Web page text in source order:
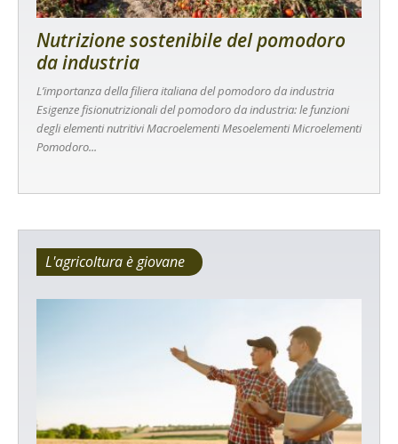
Nutrizione sostenibile del pomodoro
da industria
L’importanza della filiera italiana del pomodoro da industria
Esigenze fisionutrizionali del pomodoro da industria: le funzioni
degli elementi nutritivi Macroelementi Mesoelementi Microelementi
Pomodoro...
L'agricoltura è giovane